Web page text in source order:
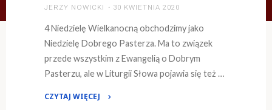
JERZY NOWICKI 30 KWIETNIA 2020
4 Niedzielę Wielkanocną obchodzimy jako
Niedzielę Dobrego Pasterza. Ma to związek
przede wszystkim z Ewangelią o Dobrym
Pasterzu, ale w Liturgii Słowa pojawia się też …
CZYTAJ WIĘCEJ